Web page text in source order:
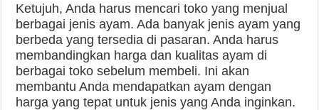
Ketujuh, Anda harus mencari toko yang menjual
berbagai jenis ayam. Ada banyak jenis ayam yang
berbeda yang tersedia di pasaran. Anda harus
membandingkan harga dan kualitas ayam di
berbagai toko sebelum membeli. Ini akan
membantu Anda mendapatkan ayam dengan
harga yang tepat untuk jenis yang Anda inginkan.